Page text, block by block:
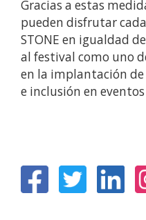
Gracias a estas
pueden disfrutar
STONE en igualdad
al festival como uno
en la implantación
e inclusión en